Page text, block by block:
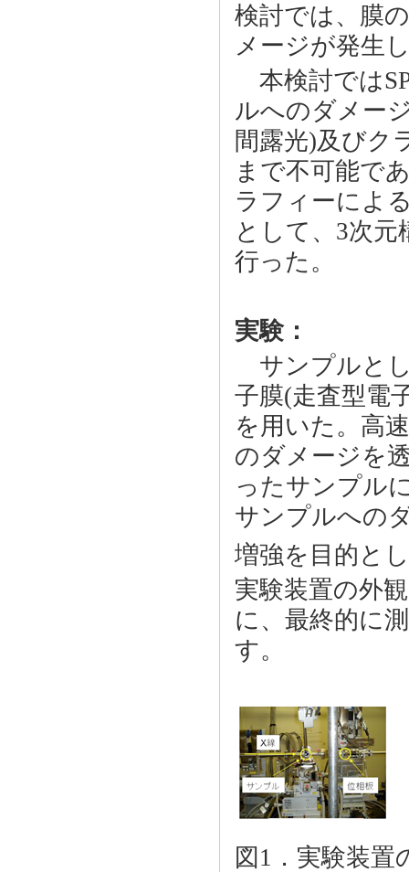
検討では、膜
メージが発生
本検討では
ルへのダメー
間露光)及びク
まで不可能で
ラフィーによ
として、3次
行った。
実験：
サンプルと
子膜(走査型電
を用いた。高
のダメージを
ったサンプル
サンプルへの
増強を目的と
実験装置の外
に、最終的に
す。
図1．実験装置